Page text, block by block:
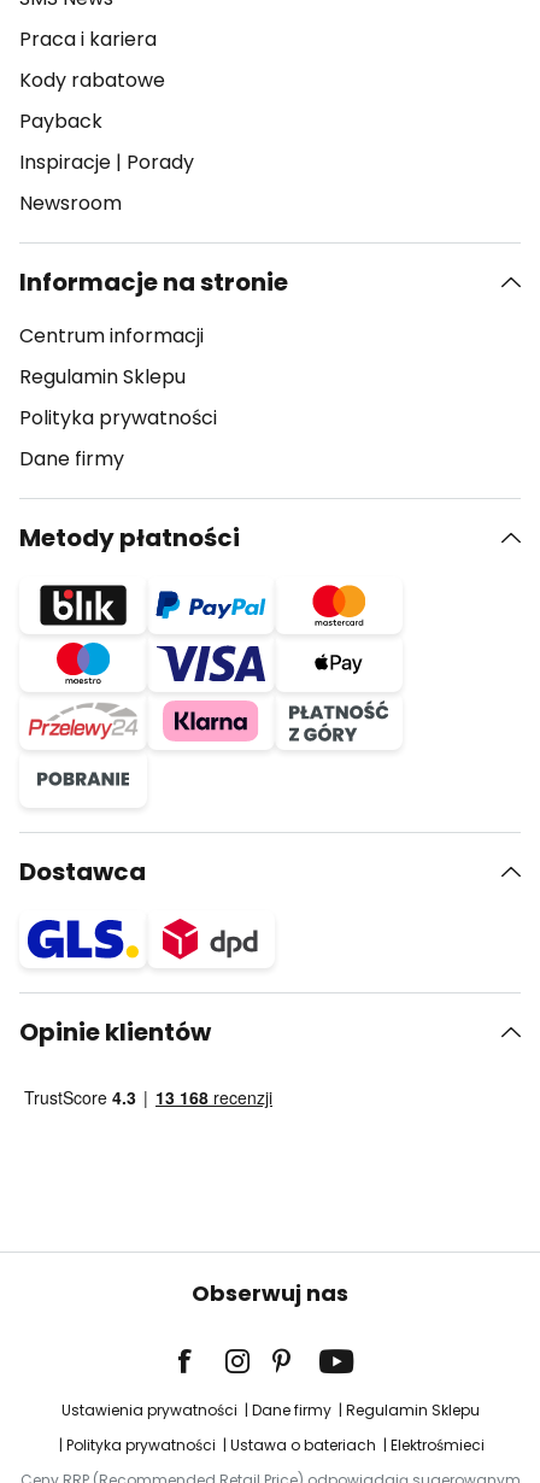
Praca i kariera
Kody rabatowe
Payback
Inspiracje | Porady
Newsroom
Informacje na stronie
Centrum informacji
Regulamin Sklepu
Polityka prywatności
Dane firmy
Metody płatności
Dostawca
Opinie klientów
Obserwuj nas
Ustawienia prywatności Dane firmy
Regulamin Sklepu
Polityka prywatności
Ustawa o bateriach
Elektrośmieci